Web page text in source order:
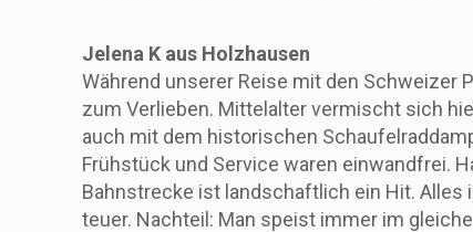
Jelena K aus Holzhausen
Während unserer Reise mit den Schweizer
zum Verlieben. Mittelalter vermischt sich
auch mit dem historischen
Frühstück und Service waren einwandfrei.
Bahnstrecke ist landschaftlich ein Hit. Alles
teuer. Nachteil: Man speist immer im